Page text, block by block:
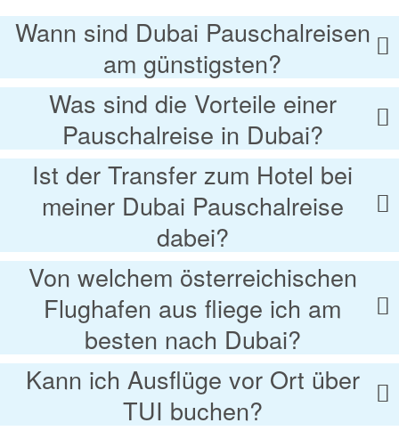
Wann sind Dubai Pauschalreisen
am günstigsten?
Was sind die Vorteile einer
Pauschalreise in Dubai?
Ist der Transfer zum Hotel bei
meiner Dubai Pauschalreise
dabei?
Von welchem österreichischen
Flughafen aus fliege ich am
besten nach Dubai?
Kann ich Ausflüge vor Ort über
TUI buchen?